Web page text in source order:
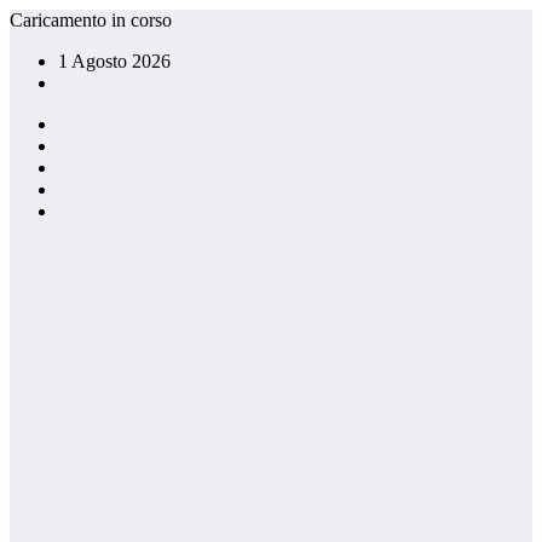
Vai
contenuto
Caricamento in corso
1 Agosto 2026